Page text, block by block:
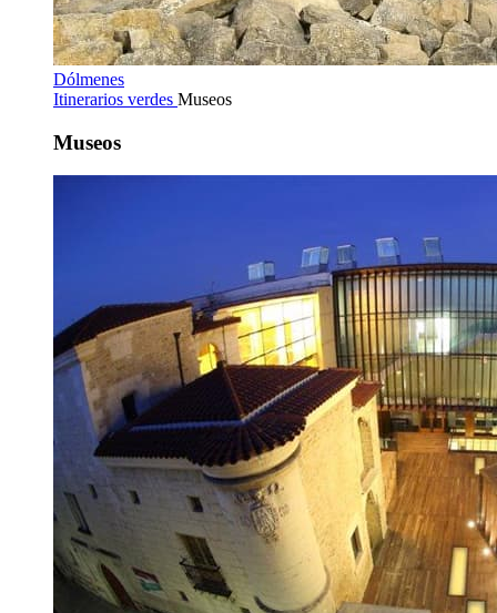
Dólmenes
Itinerarios verdes Museos
Museos